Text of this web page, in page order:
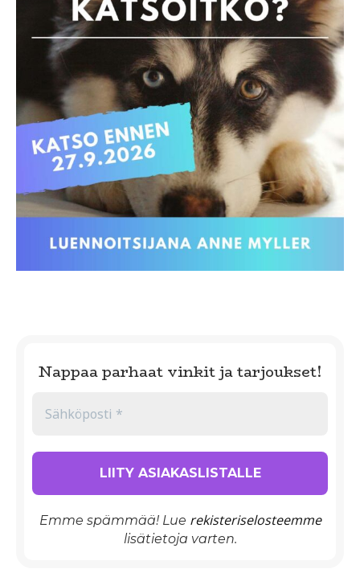
Nappaa parhaat vinkit ja tarjoukset!
Emme spämmää! Lue rekisteriselosteemme
lisätietoja varten.